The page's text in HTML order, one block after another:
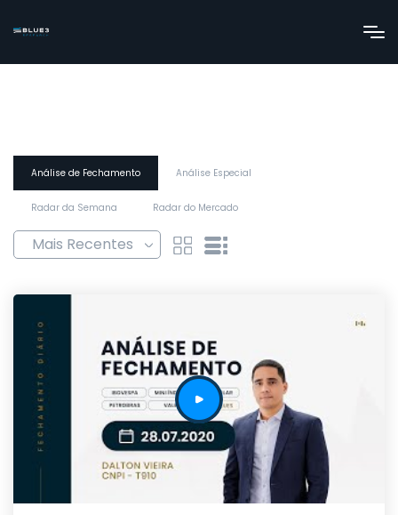
Análise de Fechamento Análise Especial
Radar da Semana Radar do Mercado